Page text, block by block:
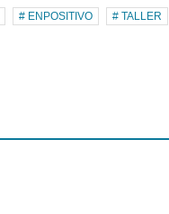
# ENPOSITIVO # TALLER